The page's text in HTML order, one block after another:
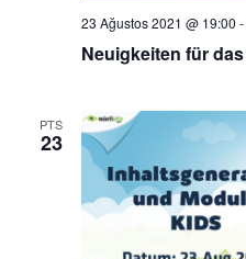
23 Ağustos 2021 @ 19:00 -
Neuigkeiten für
PTS
23